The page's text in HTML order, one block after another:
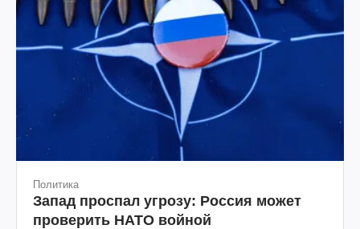
Политика
Запад проспал угрозу: Россия может
проверить НАТО войной